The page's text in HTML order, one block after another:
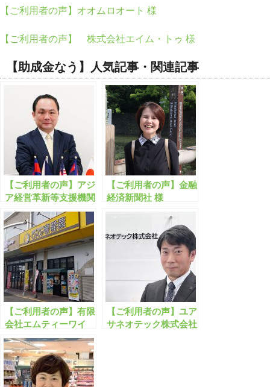
【ご利用者の声】オオムロオート 様
【ご利用者の声】 株式会社エイム・トゥ 様
【助成金なう】人気記事・関連記事
【ご利用者の声】アジ
ア経営革新等支援機関
様
【ご利用者の声】金融
経済新聞社 様
【ご利用者の声】有限
会社エムティーワイ
様
【ご利用者の声】ユア
サネオテック株式会社